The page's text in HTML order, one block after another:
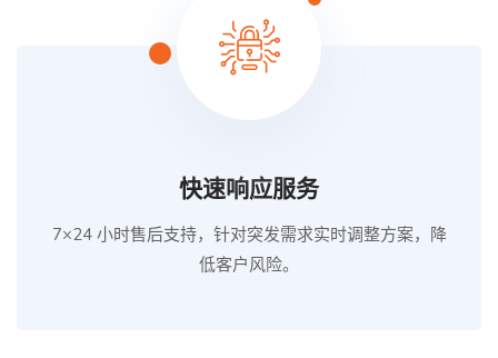
快速响应服务
7×24 小时售后支持，针对突发需求实时调整方案，降
低客户风险。